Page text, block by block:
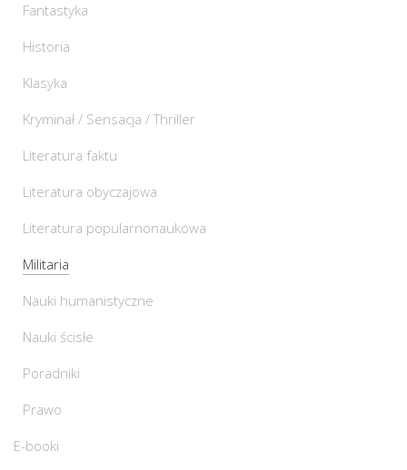
Fantastyka
Historia
Klasyka
Kryminał / Sensacja / Thriller
Literatura faktu
Literatura obyczajowa
Literatura popularnonaukowa
Militaria
Nauki humanistyczne
Nauki ścisłe
Poradniki
Prawo
E-booki